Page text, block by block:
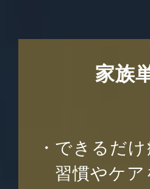
家族
できるだ
習慣やケ